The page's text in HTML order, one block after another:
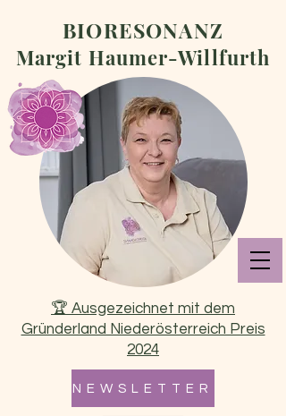
BIORESONANZ
Margit Haumer-Willfurth
🏆 Ausgezeichnet mit dem
Gründerland Niederösterreich Preis
2024
N E W S L E T T E R